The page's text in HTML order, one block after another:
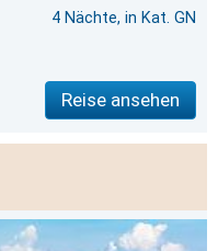
4 Nächte, in Kat. GN
Reise ansehen